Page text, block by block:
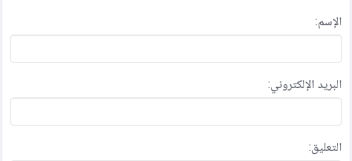
الإسم:
البريد الإلكتروني:
التعليق: